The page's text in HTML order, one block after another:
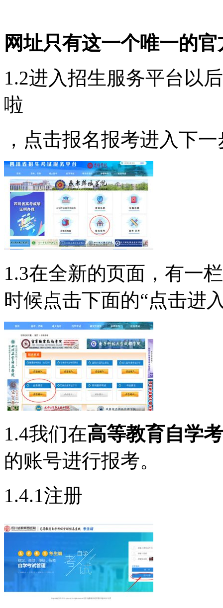
网址只有这一个唯一的
1.2进入招生服务平台以
啦
，点击报名报考进入下
1.3在全新的页面，有一
时候点击下面的“点击进
1.4我们在高等教育自学
的账号进行报考。
1.4.1注册